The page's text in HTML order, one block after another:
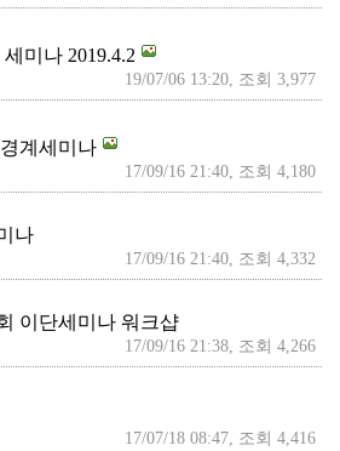
미나 2019.4.2
19/07/06 13:20, 조회 3,977
계세미나
17/09/16 21:40, 조회 4,180
나
17/09/16 21:40, 조회 4,332
이단세미나 워크샵
17/09/16 21:38, 조회 4,266
17/07/18 08:47, 조회 4,416